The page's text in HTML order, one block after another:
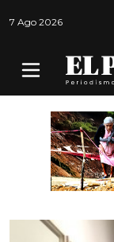
7 Ago 2026